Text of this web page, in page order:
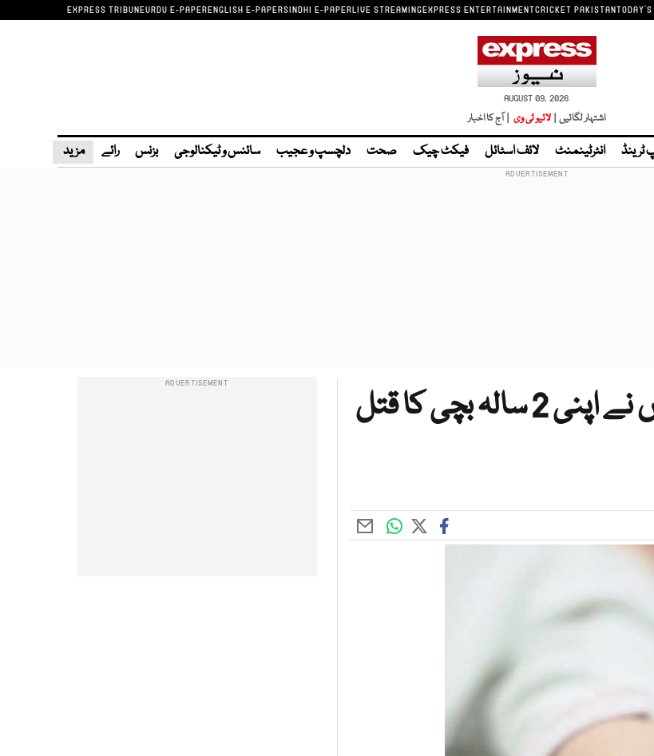
EXPRESS TRIBUNEURDU E-PAPERENGLISH E-PAPERSINDHI E-PAPERLIVE STREAMINGEXPRESS ENTERTAINMENTCRICKET PAKISTAN
AUGUST 09, 2026
اشتہار لگائیں | لائیو ٹی وی | آج کا اخبار
ٹرینڈ انٹرٹینمنٹ لائف اسٹائل فیکٹ چیک صحت دلچسپ و عجیب سائنس و ٹیکنالوجی بزنس رائے مزید
شوہر سے جھگڑے کے بعد سگی ماں نے اپنی 2 سالہ بچی کا قتل